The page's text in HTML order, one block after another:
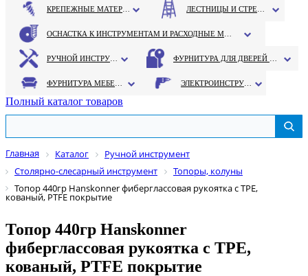
Полный каталог товаров
Главная Каталог
Ручной инструмент
Столярно-слесарный инструмент
Топоры, колуны
Топор 440гр Hanskonner фиберглассовая рукоятка с TPE,
кованый, PTFE покрытие
Топор 440гр Hanskonner
фиберглассовая рукоятка с TPE,
кованый, PTFE покрытие